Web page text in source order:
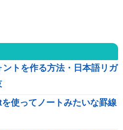
ントを作る方法・日本語リガ
使ってノートみたいな罫線